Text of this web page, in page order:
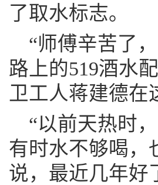
了取水标志。
“师傅辛苦了
路上的519酒水
卫工人蒋建德在
“以前天热时
有时水不够喝，
说，最近几年好